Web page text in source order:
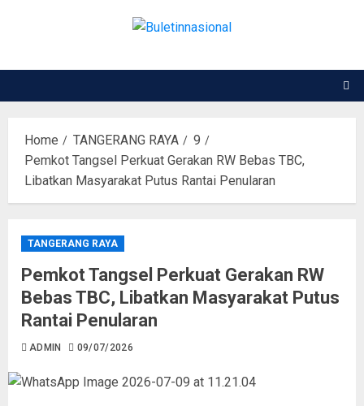
Home TANGERANG RAYA
9
Pemkot Tangsel Perkuat Gerakan RW Bebas TBC,
Libatkan Masyarakat Putus Rantai Penularan
TANGERANG RAYA
Pemkot Tangsel Perkuat Gerakan RW
Bebas TBC, Libatkan Masyarakat Putus
Rantai Penularan
ADMIN 09/07/2026